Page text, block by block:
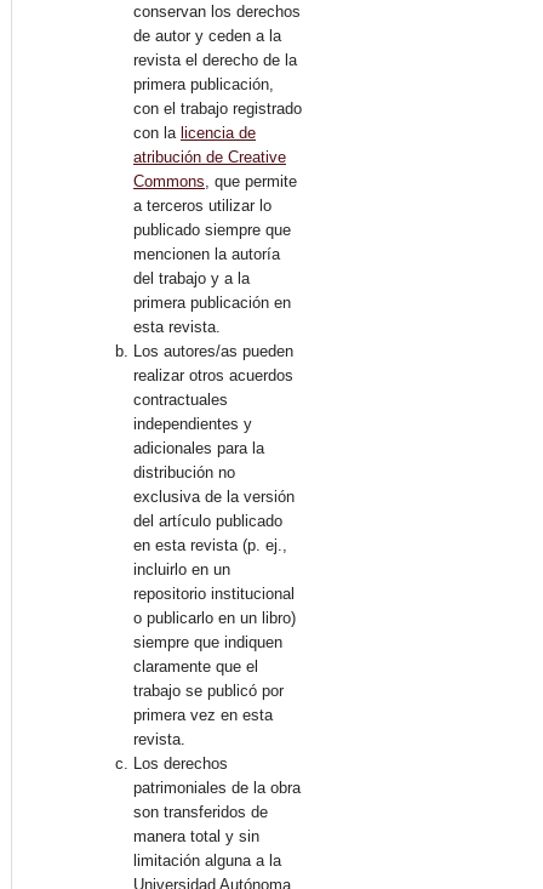
conservan los derechos
de autor y ceden a la
revista el derecho de la
primera publicación,
con el trabajo registrado
con la licencia de
atribución de Creative
Commons , que permite
a terceros utilizar lo
publicado siempre que
mencionen la autoría
del trabajo y a la
primera publicación en
esta revista.
Los autores/as pueden
realizar otros acuerdos
contractuales
independientes y
adicionales para la
distribución no
exclusiva de la versión
del artículo publicado
en esta revista (p. ej.,
incluirlo en un
repositorio institucional
o publicarlo en un libro)
siempre que indiquen
claramente que el
trabajo se publicó por
primera vez en esta
revista.
Los derechos
patrimoniales de la obra
son transferidos de
manera total y sin
limitación alguna a la
Universidad Autónoma